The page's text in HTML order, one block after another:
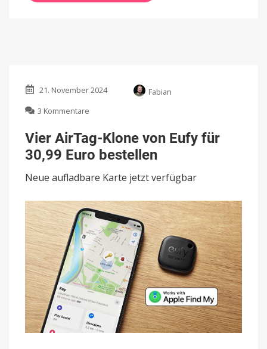
21. November 2024
Fabian
3 Kommentare
AirTag-
Klone
von
für
Euro
bestellen
Vier AirTag-Klone von Eufy für
30,99 Euro bestellen
Neue aufladbare Karte jetzt verfügbar